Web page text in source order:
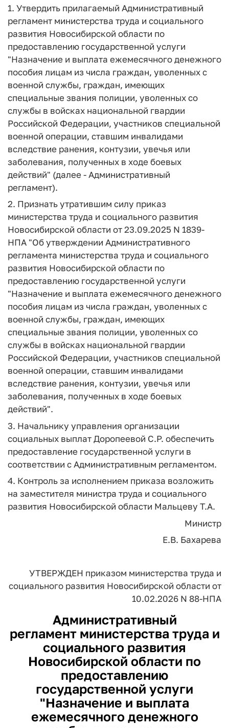
1. Утвердить прилагаемый Административный
регламент министерства труда и социального
развития Новосибирской области по
предоставлению государственной услуги
"Назначение и выплата ежемесячного денежного
пособия лицам из числа граждан, уволенных с
военной службы, граждан, имеющих
специальные звания полиции, уволенных со
службы в войсках национальной гвардии
Российской Федерации, участников специальной
военной операции, ставшим инвалидами
вследствие ранения, контузии, увечья или
заболевания, полученных в ходе боевых
действий" (далее - Административный
регламент).
2. Признать утратившим силу приказ
министерства труда и социального развития
Новосибирской области от 23.09.2025 N 1839-
НПА "Об утверждении Административного
регламента министерства труда и социального
развития Новосибирской области по
предоставлению государственной услуги
"Назначение и выплата ежемесячного денежного
пособия лицам из числа граждан, уволенных с
военной службы, граждан, имеющих
специальные звания полиции, уволенных со
службы в войсках национальной гвардии
Российской Федерации, участников специальной
военной операции, ставшим инвалидами
вследствие ранения, контузии, увечья или
заболевания, полученных в ходе боевых
действий".
3. Начальнику управления организации
социальных выплат Доропеевой С.Р. обеспечить
предоставление государственной услуги в
соответствии с Административным регламентом.
4. Контроль за исполнением приказа возложить
на заместителя министра труда и социального
развития Новосибирской области Мальцеву Т.А.
Министр
Е.В. Бахарева
УТВЕРЖДЕН приказом министерства труда и
социального развития Новосибирской области от
10.02.2026 N 88-НПА
Административный
регламент министерства труда и
социального развития
Новосибирской области по
предоставлению
государственной услуги
"Назначение и выплата
ежемесячного денежного